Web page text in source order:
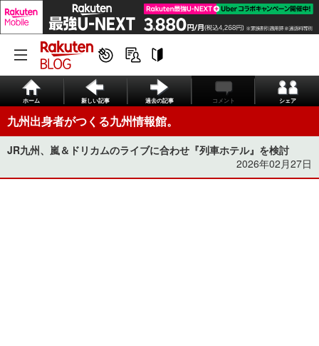
ホーム 新しい記事 過去の記事 コメント シェア
九州出身者がつくる九州情報館。
JR九州、嵐＆ドリカムのライブに合わせ『列車ホテル』を検討
2026年02月27日